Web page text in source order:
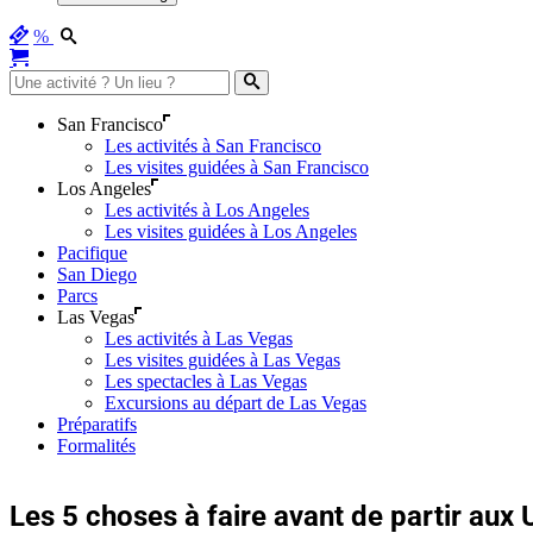
%
San Francisco
Les activités à San Francisco
Les visites guidées à San Francisco
Los Angeles
Les activités à Los Angeles
Les visites guidées à Los Angeles
Pacifique
San Diego
Parcs
Las Vegas
Les activités à Las Vegas
Les visites guidées à Las Vegas
Les spectacles à Las Vegas
Excursions au départ de Las Vegas
Préparatifs
Formalités
Les 5 choses à faire avant de partir aux